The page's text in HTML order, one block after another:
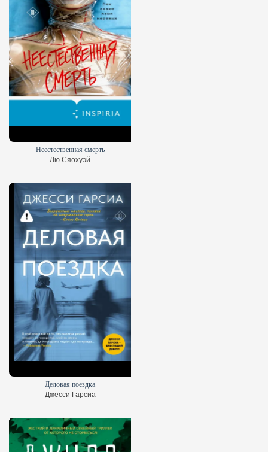
Неестественная смерть
Лю Сяохуэй
Деловая поездка
Джесси Гарсиа